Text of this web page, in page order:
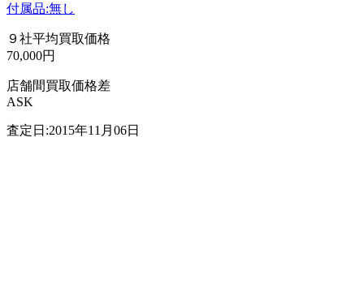
付属品:無し
９社平均買取価格
70,000円
店舗間買取価格差
ASK
査定日:2015年11月06日